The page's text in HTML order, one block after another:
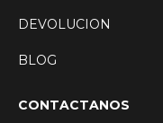
DEVOLUCION
BLOG
CONTACTANOS